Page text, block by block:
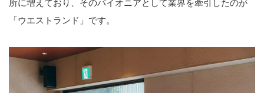
所に増えており、そのパイオニアとして業界を牽引したのが
「ウエストランド」です。